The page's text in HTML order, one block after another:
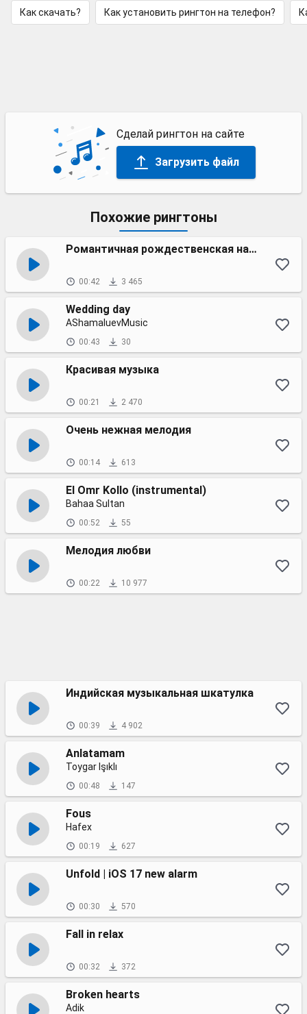
Как скачать? Как установить рингтон на телефон?
Сделай рингтон на сайте
Загрузить файл
Похожие рингтоны
Романтичная рождественская нарезка
00:42 3 465
Wedding day
AShamaluevMusic
00:43 30
Красивая музыка
00:21 2 470
Очень нежная мелодия
00:14 613
El Omr Kollo (instrumental)
Bahaa Sultan
00:52 55
Мелодия любви
00:22 10 977
Индийская музыкальная шкатулка
00:39 4 902
Anlatamam
Toygar Işıklı
00:48 147
Fous
Hafex
00:19 627
Unfold | iOS 17 new alarm
00:30 570
Fall in relax
00:32 372
Broken hearts
Adik